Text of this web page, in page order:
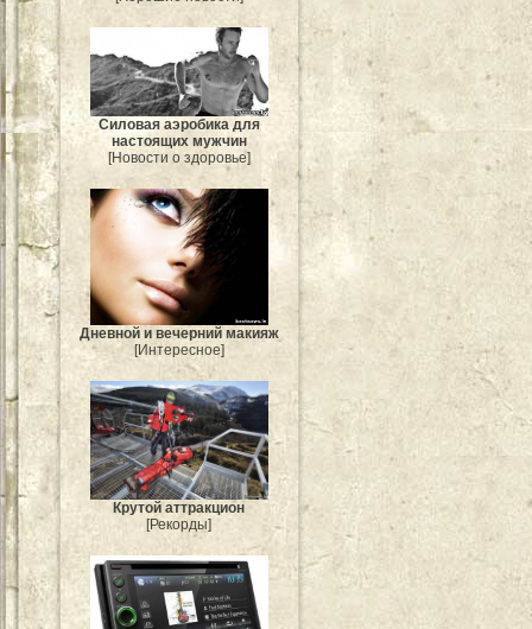
Силовая аэробика для
настоящих мужчин
[Новости о здоровье]
Дневной и вечерний макияж
[Интересное]
Крутой аттракцион
[Рекорды]